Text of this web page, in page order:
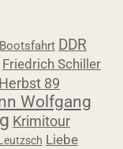
Bootsfahrt DDR
Friedrich Schiller
Herbst 89
Wolfgang
Krimitour
Liebe